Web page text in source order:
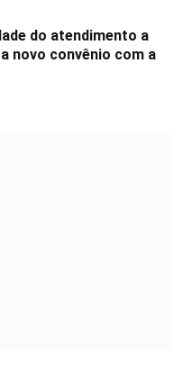
do atendimento a
novo convênio com a